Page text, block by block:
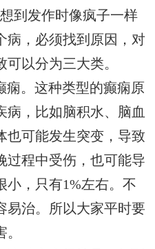
到发作时像疯子一样
病，必须找到原因，对
以分为三大类。
痫。这种类型的癫痫原
病，比如脑积水、脑血
也可能发生突变，导致
过程中受伤，也可能导
小，只有1%左右。不
易治。所以大家平时要